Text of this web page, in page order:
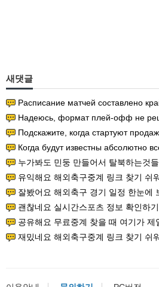
새댓글
Расписание матчей составлено крайне
Надеюсь, формат плей-офф не решат
Подскажите, когда стартуют продажи
Когда будут известны абсолютно все
누가봐도 민둥 만들어서 탈북하는것들이나 뭔가 쳐들어오는 낌새를 미리 알아
유익해요 해외축구중계 링크 찾기 쉬워서 자주 와요. 참고로 무료스포츠
잘봤어요 해외축구 경기 일정 한눈에 보기 좋아요. 덕분에 epl중계
괜찮네요 실시간스포츠 정보 확인하기 좋아요. 그래도 epl중계 볼 때
공유해요 무료중계 찾을 때 여기가 제일 편해요. 그리고 무료스포츠중계 정
재밌네요 해외축구중계 링크 찾기 쉬워서 자주 와요. 그래서 해외축구중계